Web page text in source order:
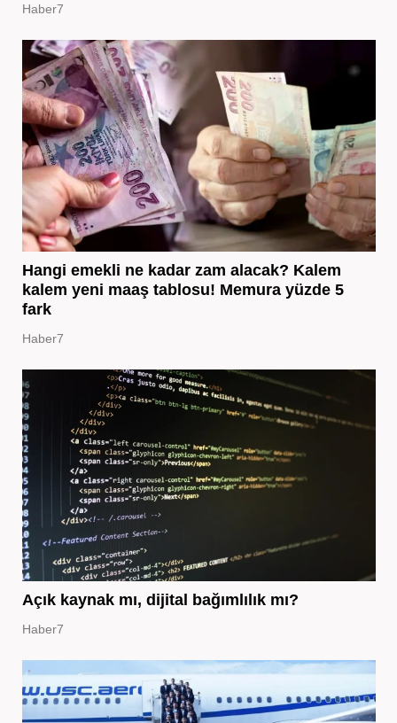
Haber7
Hangi emekli ne kadar zam alacak? Kalem
kalem yeni maaş tablosu! Memura yüzde 5
fark
Haber7
Açık kaynak mı, dijital bağımlılık mı?
Haber7